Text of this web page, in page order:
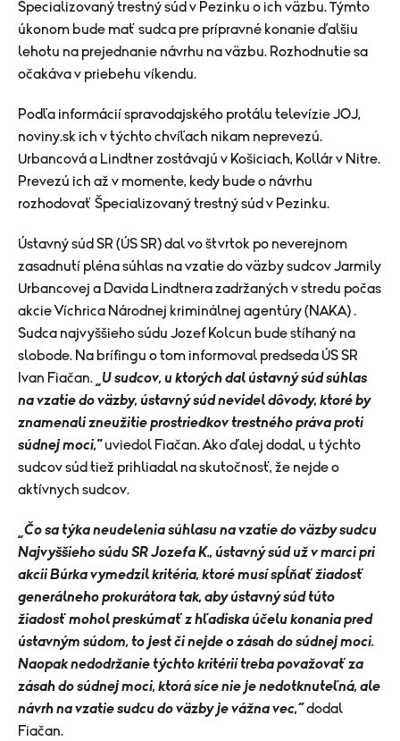
Špecializovaný trestný súd v Pezinku o ich väzbu. Týmto
úkonom bude mať sudca pre prípravné konanie ďalšiu
lehotu na prejednanie návrhu na väzbu. Rozhodnutie sa
očakáva v priebehu víkendu.
Podľa informácií spravodajského protálu televízie JOJ,
noviny.sk ich v týchto chvíľach nikam neprevezú.
Urbancová a Lindtner zostávajú v Košiciach, Kollár v Nitre.
Prevezú ich až v momente, kedy bude o návrhu
rozhodovať Špecializovaný trestný súd v Pezinku.
Ústavný súd SR (ÚS SR) dal vo štvrtok po neverejnom
zasadnutí pléna súhlas na vzatie do väzby sudcov Jarmily
Urbancovej a Davida Lindtnera zadržaných v stredu počas
akcie Víchrica Národnej kriminálnej agentúry (NAKA) .
Sudca najvyššieho súdu Jozef Kolcun bude stíhaný na
slobode. Na brífingu o tom informoval predseda ÚS SR
Ivan Fiačan.
„U sudcov, u ktorých dal ústavný súd súhlas
na vzatie do väzby, ústavný súd nevidel dôvody, ktoré by
znamenali zneužitie prostriedkov trestného práva proti
súdnej moci," uviedol Fiačan. Ako ďalej dodal, u týchto
sudcov súd tiež prihliadal na skutočnosť, že nejde o
aktívnych sudcov.
„Čo sa týka neudelenia súhlasu na vzatie do väzby sudcu
Najvyššieho súdu SR Jozefa K., ústavný súd už v marci pri
akcii Búrka vymedzil kritéria, ktoré musí spĺňať žiadosť
generálneho prokurátora tak, aby ústavný súd túto
žiadosť mohol preskúmať z hľadiska účelu konania pred
ústavným súdom, to jest či nejde o zásah do súdnej moci.
Naopak nedodržanie týchto kritérií treba považovať za
zásah do súdnej moci, ktorá síce nie je nedotknuteľná, ale
návrh na vzatie sudcu do väzby je vážna vec,“dodal
Fiačan.